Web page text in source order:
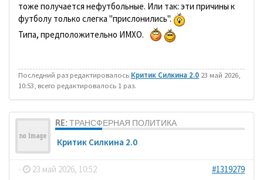
тоже получается нефутбольные. Или так: эти причины к
футболу только слегка "прислонились".
Типа, предположительно ИМХО.
Последний раз редактировалось Критик Силкина 2.0 23 май 2026,
10:53, всего редактировалось 1 раз.
RE: ТРАНСФЕРНАЯ ПОЛИТИКА
Критик Силкина 2.0
- 23 май 2026, 10:52
#1319279